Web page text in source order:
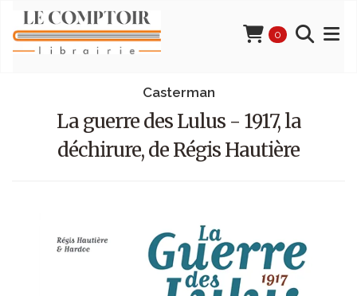
0
Casterman
La guerre des Lulus - 1917, la
déchirure, de Régis Hautière